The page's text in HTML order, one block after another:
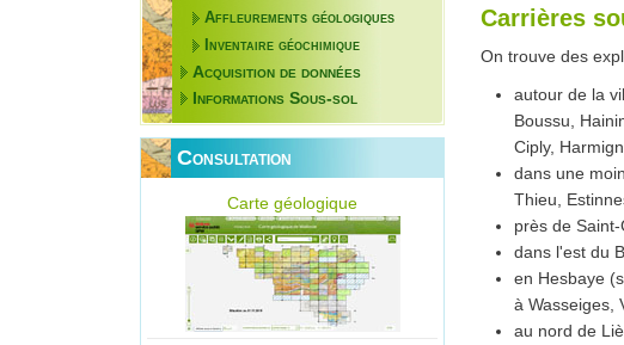
Affleurements géologiques
Inventaire géochimique
Acquisition de données
Informations Sous-sol
Consultation
Carte géologique
Carrières
On trouve des
autour de la
Boussu,
Ciply,
dans une
Thieu,
près de
dans l'est du
en Hesbaye
à Wasseiges,
au nord de